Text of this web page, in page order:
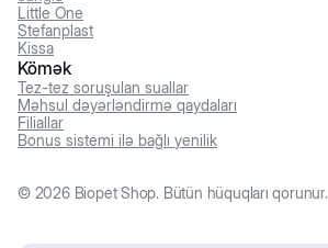
Little One
Stefanplast
Kissa
Kömək
Tez-tez soruşulan suallar
Məhsul dəyərləndirmə qaydaları
Filiallar
Bonus sistemi ilə bağlı yenilik
© 2026Biopet Shop. Bütün hüquqları qorunur.